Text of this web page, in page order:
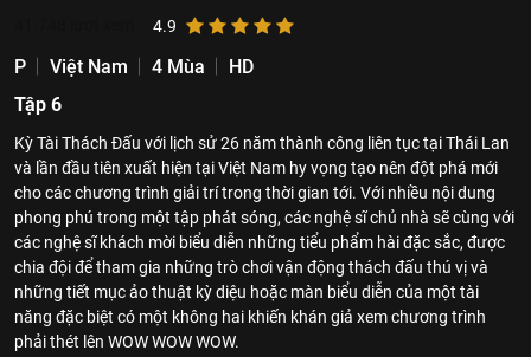
4.9
P Việt Nam 4 Mùa
HD
Tập 6
Kỳ Tài Thách Đấu với lịch sử 26 năm thành công liên tục tại Thái Lan
và lần đầu tiên xuất hiện tại Việt Nam hy vọng tạo nên đột phá mới
cho các chương trình giải trí trong thời gian tới. Với nhiều nội dung
phong phú trong một tập phát sóng, các nghệ sĩ chủ nhà sẽ cùng với
các nghệ sĩ khách mời biểu diễn những tiểu phẩm hài đặc sắc, được
chia đội để tham gia những trò chơi vận động thách đấu thú vị và
những tiết mục ảo thuật kỳ diệu hoặc màn biểu diễn của một tài
năng đặc biệt có một không hai khiến khán giả xem chương trình
phải thét lên WOW WOW WOW.